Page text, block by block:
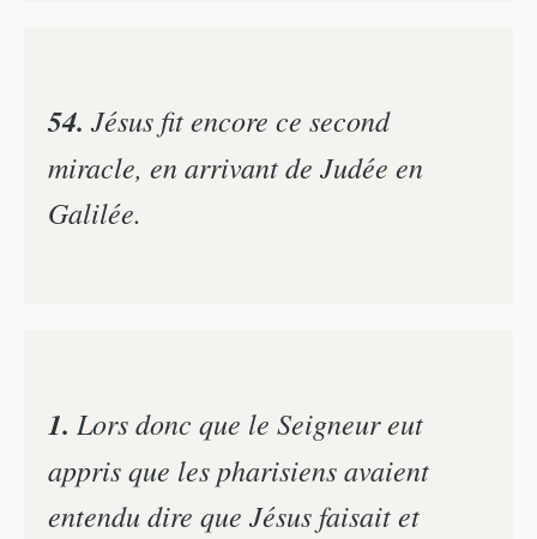
54. Jésus fit encore ce second
miracle, en arrivant de Judée en
Galilée.
1. Lors donc que le Seigneur eut
appris que les pharisiens avaient
entendu dire que Jésus faisait et